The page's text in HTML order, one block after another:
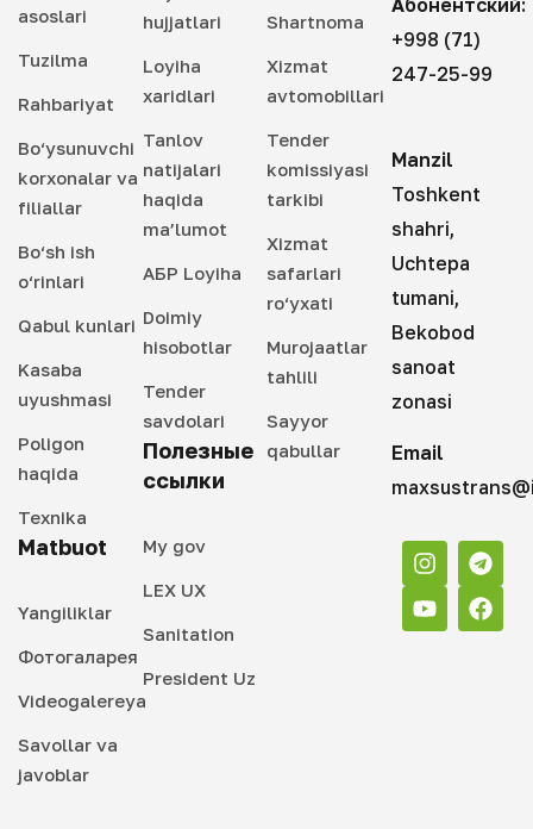
asoslari
Tuzilma
Rahbariyat
Bo‘ysunuvchi
korxonalar va
filiallar
Bo‘sh ish
o‘rinlari
Qabul kunlari
Kasaba
uyushmasi
Poligon
haqida
Texnika
Matbuot
Yangiliklar
Фотогаларея
Videogalereya
Savollar va
javoblar
hujjatlari
Loyiha
xaridlari
Tanlov
natijalari
haqida
ma’lumot
АБР Loyiha
Doimiy
hisobotlar
Tender
savdolari
Полезные
ссылки
My gov
LEX UX
Sanitation
President Uz
Shartnoma
Xizmat
avtomobillari
Tender
komissiyasi
tarkibi
Xizmat
safarlari
ro‘yxati
Murojaatlar
tahlili
Sayyor
qabullar
+998 (71)
247-25-99
Manzil
Toshkent
shahri,
Uchtepa
tumani,
Bekobod
sanoat
zonasi
Email